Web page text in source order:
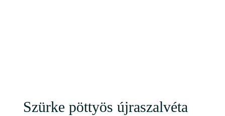
Szürke pöttyös újraszalvéta